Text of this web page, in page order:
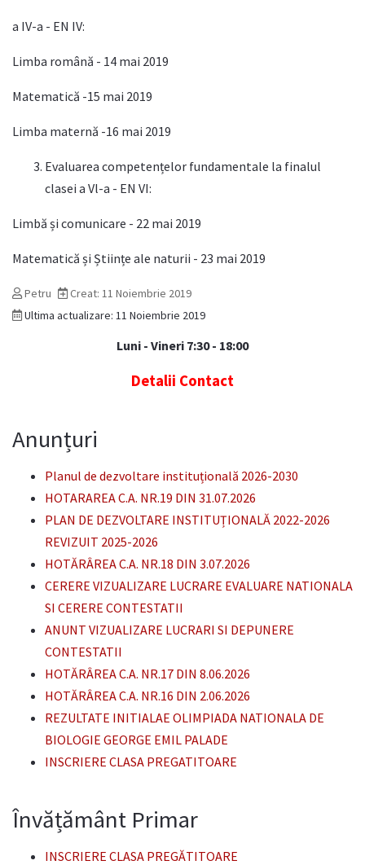
a IV-a - EN IV:
Limba română - 14 mai 2019
Matematică -15 mai 2019
Limba maternă -16 mai 2019
Evaluarea competențelor fundamentale la finalul
clasei a Vl-a - EN VI:
Limbă și comunicare - 22 mai 2019
Matematică și Științe ale naturii - 23 mai 2019
Petru
Creat: 11 Noiembrie 2019
Ultima actualizare: 11 Noiembrie 2019
Luni - Vineri 7:30 - 18:00
Detalii Contact
Anunțuri
Planul de dezvoltare instituțională 2026-2030
HOTARAREA C.A. NR.19 DIN 31.07.2026
PLAN DE DEZVOLTARE INSTITUȚIONALĂ 2022-2026
REVIZUIT 2025-2026
HOTĂRÂREA C.A. NR.18 DIN 3.07.2026
CERERE VIZUALIZARE LUCRARE EVALUARE NATIONALA
SI CERERE CONTESTATII
ANUNT VIZUALIZARE LUCRARI SI DEPUNERE
CONTESTATII
HOTĂRÂREA C.A. NR.17 DIN 8.06.2026
HOTĂRÂREA C.A. NR.16 DIN 2.06.2026
REZULTATE INITIALAE OLIMPIADA NATIONALA DE
BIOLOGIE GEORGE EMIL PALADE
INSCRIERE CLASA PREGATITOARE
Învățământ Primar
INSCRIERE CLASA PREGĂTITOARE